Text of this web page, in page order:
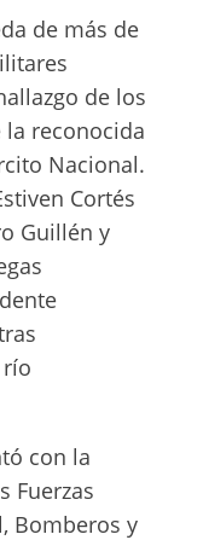
de más de
de los
reconocida
Nacional.
Cortés
Guillén y
con la
Fuerzas
Bomberos y